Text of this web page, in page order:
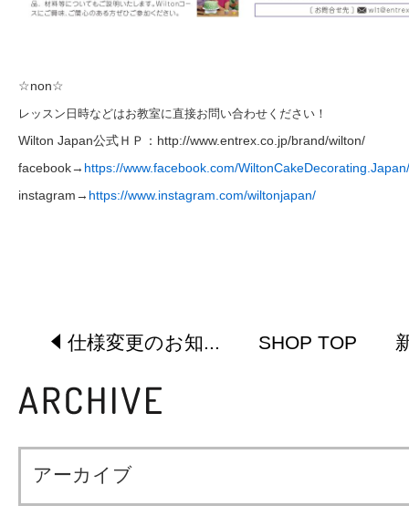
☆non☆
レッスン日時などはお教室に直接お問い合わせください！
Wilton Japan公式ＨＰ： http://www.entrex.co.jp/brand/wilton/​
facebook→ https://www.facebook.com/WiltonCakeDecorating.Japan/
instagram→ https://www.instagram.com/wiltonjapan/
仕様変更のお知... SHOP TOP
アーカイブ